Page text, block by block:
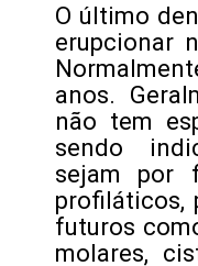
O último
erupcionar
anos.
não tem
sendo
sejam por
profiláticos,
futuros
molares,